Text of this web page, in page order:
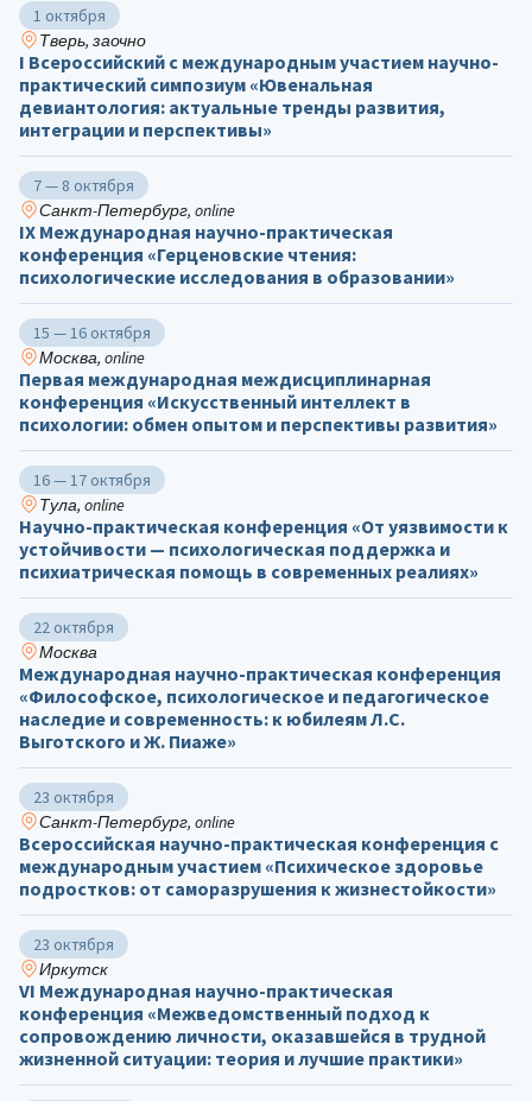
1 октября
Тверь, заочно
I Всероссийский с международным участием научно-
практический симпозиум «Ювенальная
девиантология: актуальные тренды развития,
интеграции и перспективы»
7 — 8 октября
Санкт-Петербург, online
IX Международная научно-практическая
конференция «Герценовские чтения:
психологические исследования в образовании»
15 — 16 октября
Москва, online
Первая международная междисциплинарная
конференция «Искусственный интеллект в
психологии: обмен опытом и перспективы развития»
16 — 17 октября
Тула, online
Научно-практическая конференция «От уязвимости к
устойчивости — психологическая поддержка и
психиатрическая помощь в современных реалиях»
22 октября
Москва
Международная научно-практическая конференция
«Философское, психологическое и педагогическое
наследие и современность: к юбилеям Л.С.
Выготского и Ж. Пиаже»
23 октября
Санкт-Петербург, online
Всероссийская научно-практическая конференция с
международным участием «Психическое здоровье
подростков: от саморазрушения к жизнестойкости»
23 октября
Иркутск
VI Международная научно-практическая
конференция «Межведомственный подход к
сопровождению личности, оказавшейся в трудной
жизненной ситуации: теория и лучшие практики»